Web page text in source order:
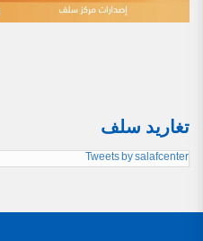
تغاريد سلف
Tweets by salafcenter